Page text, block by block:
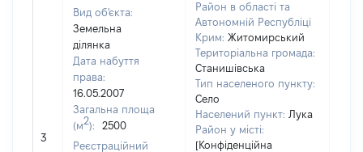
3
Вид об'єкта:
Земельна
ділянка
Дата набуття
права:
16.05.2007
Загальна площа
(м2):
2500
Реєстраційний
Район в області та
Автономній Республіці
Крим: Житомирський
Територіальна громада:
Станишівська
Тип населеного пункту:
Село
Населений пункт: Лука
Район у місті:
[Конфіденційна